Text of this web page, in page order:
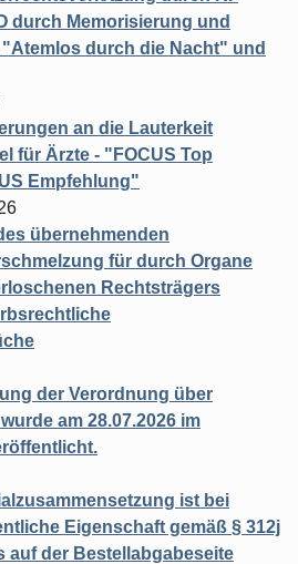
durch Memorisierung und
durch die Nacht" und
an die Lauterkeit
für Ärzte - "FOCUS Top
Empfehlung"
übernehmenden
für durch Organe
Rechtsträgers
der Verordnung über
am 28.07.2026 im
ist bei
Eigenschaft gemäß § 312j
auf der Bestellabgabeseite